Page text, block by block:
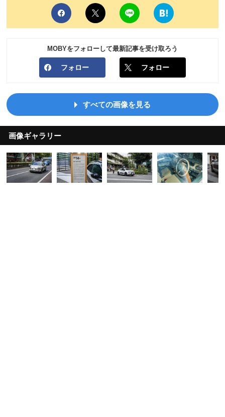
MOBYをフォローして最新記事を受け取ろう
フォロー フォロー
すべての画像を見る
画像ギャラリー